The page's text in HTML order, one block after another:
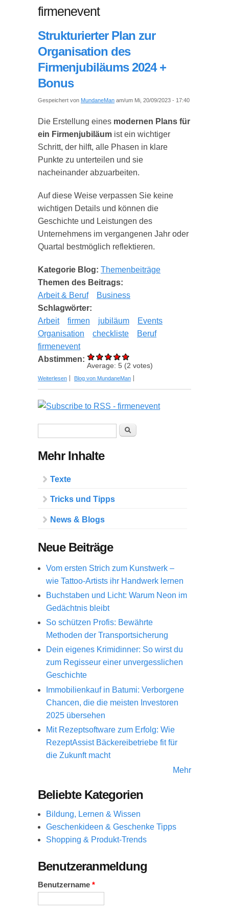
firmenevent
Strukturierter Plan zur
Organisation des
Firmenjubiläums 2024 +
Bonus
Gespeichert von MundaneMan am/um Mi, 20/09/2023 - 17:40
Die Erstellung eines modernen Plans für
ein Firmenjubiläum ist ein wichtiger
Schritt, der hilft, alle Phasen in klare
Punkte zu unterteilen und sie
nacheinander abzuarbeiten.
Auf diese Weise verpassen Sie keine
wichtigen Details und können die
Geschichte und Leistungen des
Unternehmens im vergangenen Jahr oder
Quartal bestmöglich reflektieren.
Kategorie Blog: Themenbeiträge
Themen des Beitrags:
Arbeit & Beruf
Business
Schlagwörter:
Arbeit
firmen jubiläum
Events
Organisation
checkliste
Beruf
firmenevent
Abstimmen:
Average: 5 (2 votes)
Weiterlesen über Strukturierter Plan zur Organisation des
Blog von MundaneMan
Suche
Mehr Inhalte
Texte
Tricks und Tipps
News & Blogs
Neue Beiträge
Vom ersten Strich zum Kunstwerk –
wie Tattoo-Artists ihr Handwerk lernen
Buchstaben und Licht: Warum Neon im
Gedächtnis bleibt
So schützen Profis: Bewährte
Methoden der Transportsicherung
Dein eigenes Krimidinner: So wirst du
zum Regisseur einer unvergesslichen
Geschichte
Immobilienkauf in Batumi: Verborgene
Chancen, die die meisten Investoren
2025 übersehen
Mit Rezeptsoftware zum Erfolg: Wie
RezeptAssist Bäckereibetriebe fit für
die Zukunft macht
Mehr
Beliebte Kategorien
Bildung, Lernen & Wissen
Geschenkideen & Geschenke Tipps
Shopping & Produkt-Trends
Benutzeranmeldung
Benutzername *